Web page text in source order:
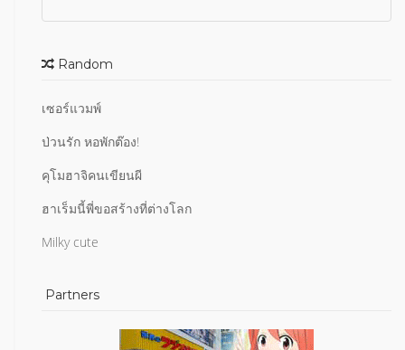
Random
เซอร์แวมพ์
ป่วนรัก หอพักต๊อง!
คุโมฮาจิคนเขียนผี
ฮาเร็มนี้พี่ขอสร้างที่ต่างโลก
Milky cute
Partners